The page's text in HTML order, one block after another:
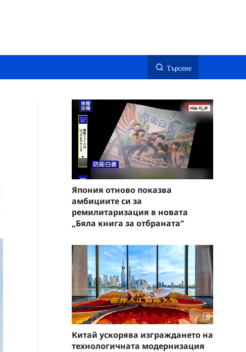
Търсене
Япония отново показва
амбициите си за
ремилитаризация в новата
„Бяла книга за отбраната“
Китай ускорява изграждането на
технологичната модернизация